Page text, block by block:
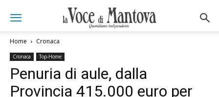
Home Cronaca
Cronaca Top-Home
Penuria di aule, dalla
Provincia 415.000 euro per